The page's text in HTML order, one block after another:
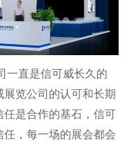
一直是信可威长久的
览公司的认可和长期
任是合作的基石，信可
，每一场的展会都会